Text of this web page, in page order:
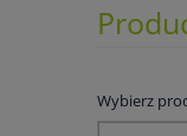
Wybierz